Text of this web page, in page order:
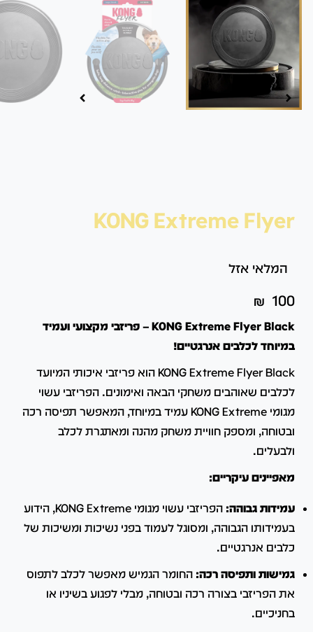
KONG Extreme Flyer
המלאי אזל
₪ 100
KONG Extreme Flyer Black – פריזבי מקצועי ועמיד
במיוחד לכלבים אנרגטיים!
KONG Extreme Flyer Black הוא פריזבי איכותי המיועד
לכלבים שאוהבים משחקי הבאה ואימונים. הפריזבי עשוי
מגומי KONG Extreme עמיד במיוחד, המאפשר תפיסה רכה
ובטוחה, ומספק חוויית משחק מהנה ומאתגרת לכלב
ולבעלים.
מאפיינים עיקריים:
עמידות גבוהה:
הפריזבי עשוי מגומי KONG Extreme, הידוע
בעמידותו הגבוהה, ומסוגל לעמוד בפני נשיכות ומשיכות של
כלבים אנרגטיים.
גמישות ותפיסה רכה: החומר הגמיש מאפשר לכלב לתפוס
את הפריזבי בצורה רכה ובטוחה, מבלי לפגוע בשיניו או
בחניכיים.